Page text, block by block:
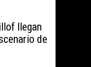
llegan
de